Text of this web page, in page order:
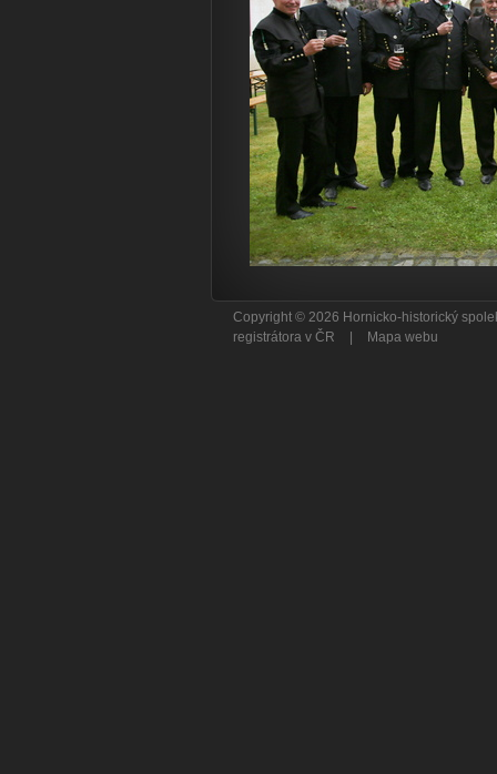
Copyright © 2026 Hornicko-historický
registrátora v ČR
Mapa webu